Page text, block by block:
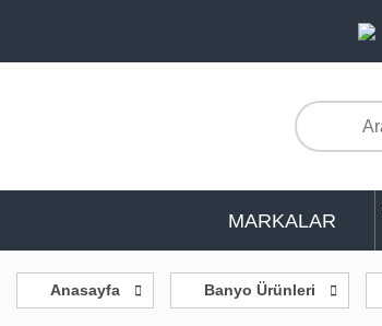
MARKALAR
Anasayfa Banyo Ürünleri